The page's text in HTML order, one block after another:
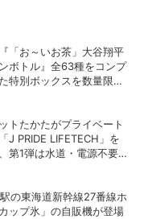
「お～いお茶」大谷翔平
ボトル』全63種をコンプ
特別ボックスを数量限定
トたかたがプライベート
J PRIDE LIFETECH」を
第1弾は水道・電源不要
の東海道新幹線27番線ホ
ップ氷」の自販機が登場